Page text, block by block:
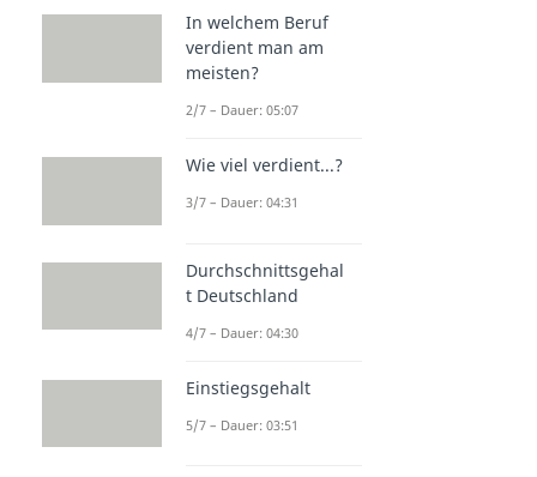
In welchem Beruf
verdient man am
meisten?
2/7 – Dauer: 05:07
Wie viel verdient...?
3/7 – Dauer: 04:31
Durchschnittsgehal
t Deutschland
4/7 – Dauer: 04:30
Einstiegsgehalt
5/7 – Dauer: 03:51